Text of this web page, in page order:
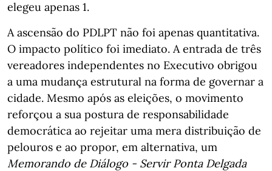
elegeu apenas 1.
A ascensão do PDLPT não foi apenas quantitativa.
O impacto político foi imediato. A entrada de três
vereadores independentes no Executivo obrigou
a uma mudança estrutural na forma de governar a
cidade. Mesmo após as eleições, o movimento
reforçou a sua postura de responsabilidade
democrática ao rejeitar uma mera distribuição de
pelouros e ao propor, em alternativa, um
Memorando de Diálogo - Servir Ponta Delgada